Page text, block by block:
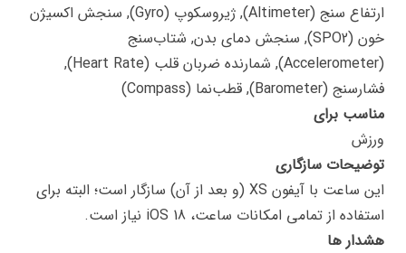
ارتفاع سنج (Altimeter), ژیروسکوپ (Gyro), سنجش اکسیژن
خون (SPO2), سنجش دمای بدن, شتاب‌سنج
(Accelerometer), شمارنده ضربان قلب (Heart Rate),
فشارسنج (Barometer), قطب‌نما (Compass)
مناسب برای
ورزش
توضیحات سازگاری
این ساعت با آیفون XS (و بعد از آن) سازگار است؛ البته برای
استفاده از تمامی امکانات ساعت، iOS 18 نیاز است.
هشدار ها